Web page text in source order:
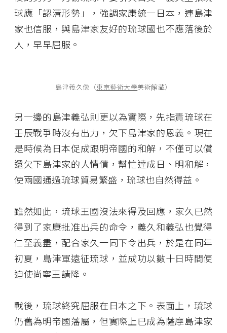
球應「認清形勢」，強調家康統一日本，連島津
家也信服，與島津家友好的琉球國也不應落後於
人，早早屈服。
島津義久像（東京藝術大學美術館藏）
另一邊的島津義弘則更以為實際，先指責琉球在
壬辰戰爭時沒有出力，欠下島津家的恩義。現在
是時候為日本促成跟明帝國的和解，不僅可以償
還欠下島津家的人情債，幫忙達成日、明和解，
使兩國通過琉球貿易繁盛，琉球也自然得益。
雖然如此，琉球王國沒法來得及回應，家久已然
得到了家康批准出兵的命令，義久和義弘也覺得
仁至義盡，配合家久一同下令出兵，於是在同年
初夏，島津軍遠征琉球，並成功以數十日時間便
迫使尚寧王請降。
戰後，琉球終究屈服在日本之下。表面上，琉球
仍舊為明帝國藩屬，但實際上已成為薩摩島津家